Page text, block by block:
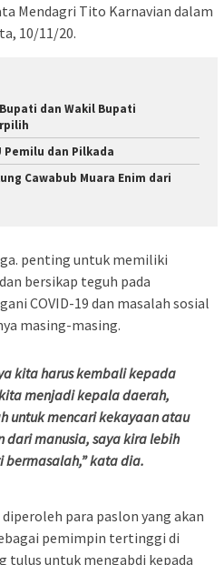
Mendagri Tito Karnavian dalam
10/11/20.
dan Wakil Bupati
Pemilu dan Pilkada
Cawabub Muara Enim dari
penting untuk memiliki
bersikap teguh pada
COVID-19 dan masalah sosial
masing-masing.
kita harus kembali kepada
menjadi kepala daerah,
untuk mencari kekayaan atau
manusia, saya kira lebih
kata dia.
para paslon yang akan
pemimpin tertinggi di
tulus untuk mengabdi kepada